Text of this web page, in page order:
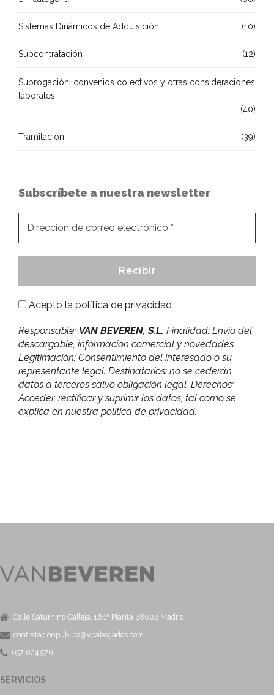
Sistemas Dinámicos de Adquisición (10)
Subcontratación (12)
Subrogación, convenios colectivos y otras consideraciones
laborales
(40)
Tramitación (39)
Subscríbete a nuestra newsletter
Acepto la política de privacidad
Responsable: VAN BEVEREN, S.L. Finalidad: Envío del
descargable, información comercial y novedades.
Legitimación: Consentimiento del interesado o su
representante legal. Destinatarios: no se cederán
datos a terceros salvo obligación legal. Derechos:
Acceder, rectificar y suprimir los datos, tal como se
explica en nuestra política de privacidad.
Calle Saturnino Calleja, 16 1ª Planta 28002 Madrid
contratacionpublica@vbabogados.com
657 024 570
SERVICIOS